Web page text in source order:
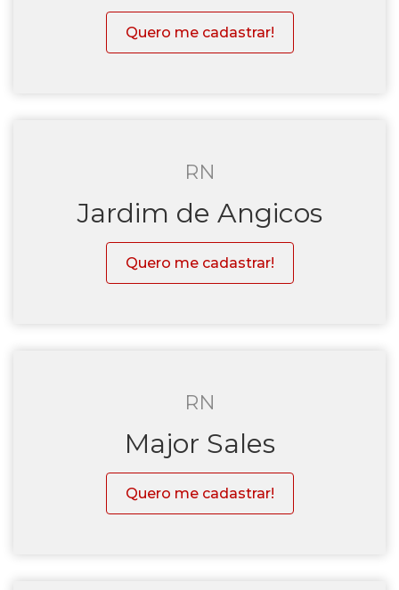
Quero me cadastrar!
RN
Jardim de Angicos
Quero me cadastrar!
RN
Major Sales
Quero me cadastrar!